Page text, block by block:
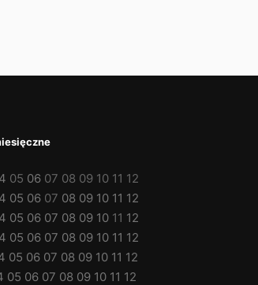
05 06 07 08 09 10 11 12
05 06 07 08 09 10 11 12
05 06 07 08 09 10 11 12
05 06 07 08 09 10 11 12
05 06 07 08 09 10 11 12
05 06 07 08 09 10 11 12